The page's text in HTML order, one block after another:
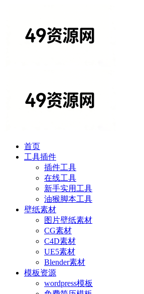
首页
工具插件
插件工具
在线工具
新手实用工具
油猴脚本工具
壁纸素材
图片壁纸素材
CG素材
C4D素材
UE5素材
Blender素材
模板资源
wordpress模板